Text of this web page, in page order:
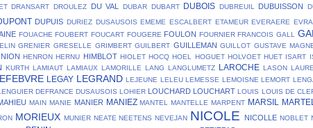
DRANSART DROULEZ DU VAL DUBAR DUBART DUBOIS DUBREUIL DUBUISSON
DUPUIS DURIEZ DUSAUSOIS EMEME ESCALBERT ETAMEUR EVERAERE
FOUACHE FOUBERT FOUCART FOUGERE FOULON FOURNIER FRANCOIS GALL
GRENIER GRESELLE GRIMBERT GUILBERT GUILLEMAN GUILLOT GUSTAVE
HENRON HERNU HIMBLOT HIOLET HOCQ HOEL HOGUET HOLVOET HUET ISART
KURTH LAMIAUT LAMIAUX LAMORILLE LANG LANGLUMETZ LAROCHE LASON
LEGAY LEGRAND LEJEUNE LELEU LEMESSE LEMOISNE LEMORT
DEFRANCE DUSAUSOIS LOHIER LOUCHARD LOUCHART LOUIS LOUIS DE
MAIN MANIE MANIER MANIEZ MANTEL MANTELLE MARPENT MARSIL MARTEL
MORIEUX MUNIER NEATE NEETENS NEVEJAN NICOLE NICOLLE NOBLET